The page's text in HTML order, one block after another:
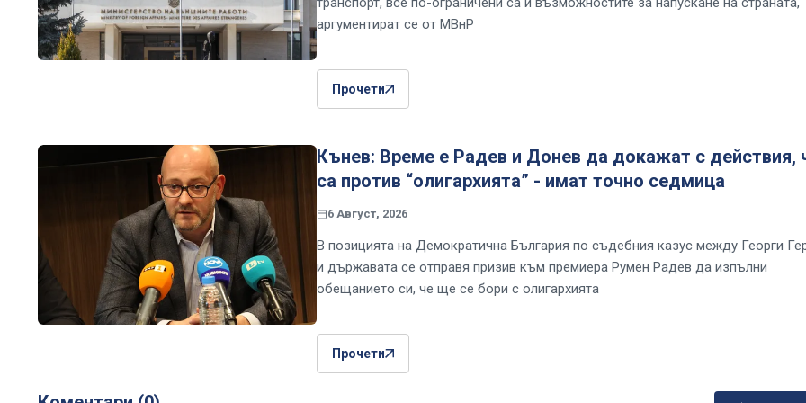
аргументират се от МВнР
Прочети
Кънев: Време е Радев и Донев да докажат с действия,
са против “олигархията” - имат точно седмица
6 Август, 2026
В позицията на Демократична България по съдебния казус между Георги
и държавата се отправя призив към премиера Румен Радев да изпълни
обещанието си, че ще се бори с олигархията
Прочети